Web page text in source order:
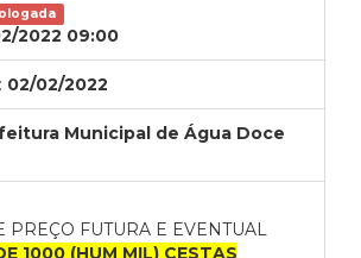
2022 09:00
02/02/2022
Municipal de Água Doce
PREÇO FUTURA E EVENTUAL
1000 (HUM MIL) CESTAS